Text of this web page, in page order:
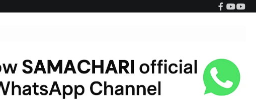
Facebook